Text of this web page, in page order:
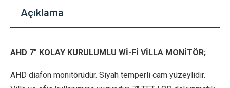
Açıklama
AHD 7″ KOLAY KURULUMLU Wİ-Fİ VİLLA MONİTÖR;
AHD diafon monitörüdür. Siyah temperli cam yüzeylidir.